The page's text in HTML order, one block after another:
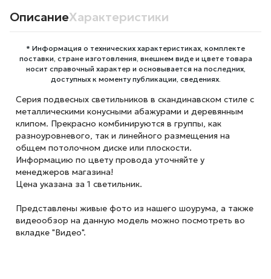
ОписаниеХарактеристики
* Информация о технических характеристиках, комплекте
поставки, стране изготовления, внешнем виде и цвете товара
носит справочный характер и основывается на последних,
доступных к моменту публикации, сведениях.
Серия подвесных светильников в скандинавском стиле с
металлическими конусными абажурами и деревянным
клипом. Прекрасно комбинируются в группы, как
разноуровневого, так и линейного размещения на
общем потолочном диске или плоскости.
Информацию по цвету провода уточняйте у
менеджеров магазина!
Цена указана за 1 светильник.
Представлены живые фото из нашего шоурума, а также
видеообзор на данную модель можно посмотреть во
вкладке "Видео".